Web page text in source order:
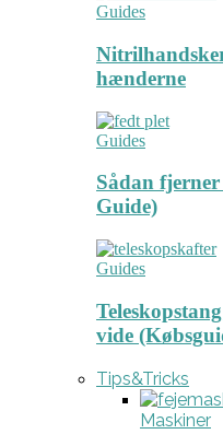
Guides
hænderne
Guides
Sådan
Guide)
Guides
vide
Tips&Tricks
Maskiner